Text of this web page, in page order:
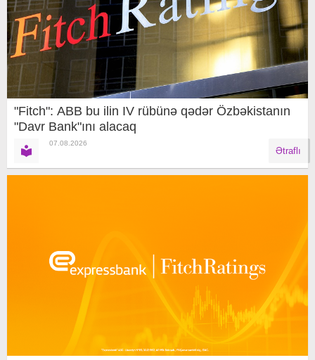
"Fitch": ABB bu ilin IV rübünə qədər Özbəkistanın
"Davr Bank"ını alacaq
07.08.2026
Ətraflı